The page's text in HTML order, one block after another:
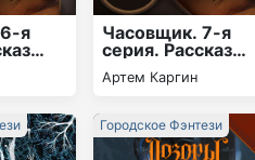
я
Часовщик. 7-я
серия. Рассказ
«Безликий»
Артем Каргин
Городское Фэнтези